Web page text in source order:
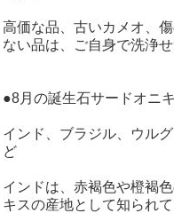
高価な品、古いカメオ、
ない品は、ご自身で洗浄
●8月の誕生石サードオニ
インド、ブラジル、ウル
ど
インドは、赤褐色や橙褐
キスの産地として知られ